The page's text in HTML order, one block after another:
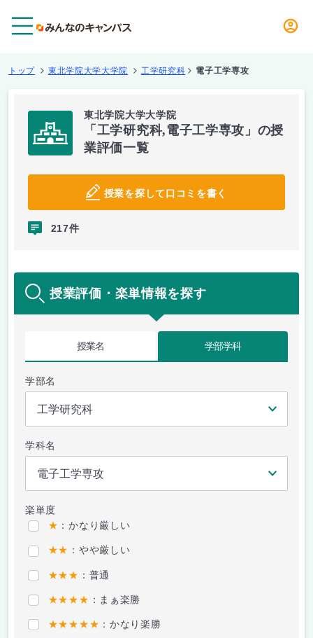
トップ 東北学院大学大学院 工学研究科 電子工学専攻
東北学院大学大学院
「工学研究科,電子工学専攻」の授
業評価一覧
授業を探して口コミを書く
217件
授業評価・楽単情報を探す
授業名 学部学科
学部名
学科名
楽単度
★ ：かなり厳しい
★★ ：やや厳しい
★★★ ：普通
★★★★ ：まぁ楽勝
★★★★★ ：かなり楽勝